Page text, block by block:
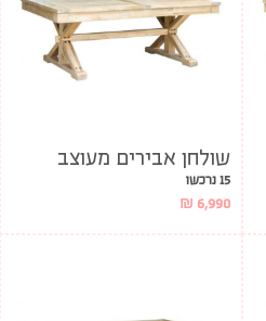
שולחן אבירים מעוצב
15 נרכשו
₪ 6,990